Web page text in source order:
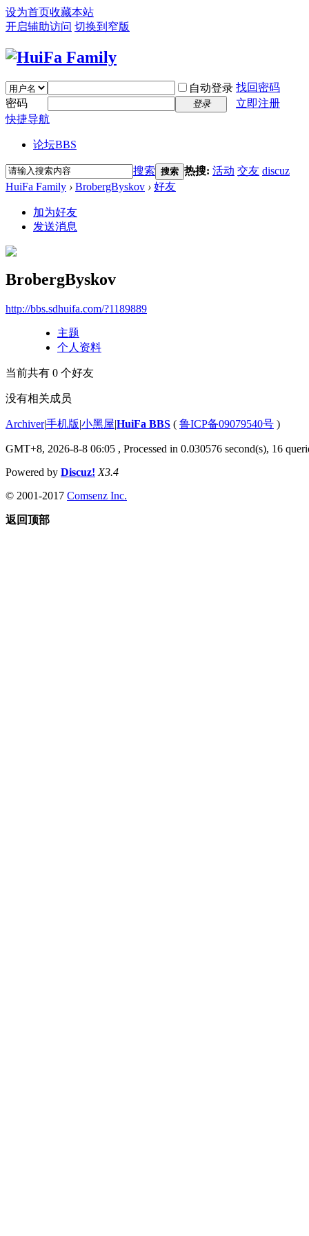
设为首页收藏本站
开启辅助访问 切换到窄版
自动登录 找回密码
密码
登录
立即注册
快捷导航
论坛BBS
搜索 搜索 热搜: 活动 交友 discuz
HuiFa Family › BrobergByskov › 好友
加为好友
发送消息
BrobergByskov
http://bbs.sdhuifa.com/?1189889
主题
个人资料
当前共有 0 个好友
没有相关成员
Archiver|手机版|小黑屋|HuiFa BBS ( 鲁ICP备09079540号 )
GMT+8, 2026-8-8 06:05 , Processed in 0.030576 second(s), 16
Powered by Discuz! X3.4
© 2001-2017 Comsenz Inc.
返回顶部